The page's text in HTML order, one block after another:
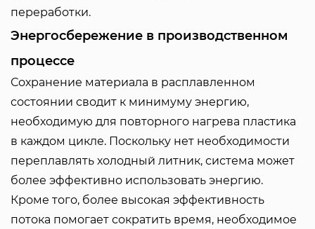
переработки.
Энергосбережение в производственном
процессе
Сохранение материала в расплавленном
состоянии сводит к минимуму энергию,
необходимую для повторного нагрева пластика
в каждом цикле. Поскольку нет необходимости
переплавлять холодный литник, система может
более эффективно использовать энергию.
Кроме того, более высокая эффективность
потока помогает сократить время, необходимое